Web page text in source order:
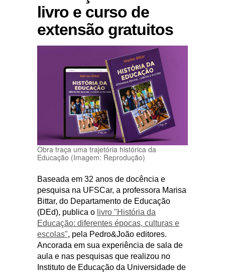
livro e curso de
extensão gratuitos
Obra traça uma trajetória histórica da
Educação (Imagem: Reprodução)
Baseada em 32 anos de docência e
pesquisa na UFSCar, a professora Marisa
Bittar, do Departamento de Educação
(DEd), publica o livro "História da
Educação: diferentes épocas, culturas e
escolas", pela Pedro&João editores.
Ancorada em sua experiência de sala de
aula e nas pesquisas que realizou no
Instituto de Educação da Universidade de